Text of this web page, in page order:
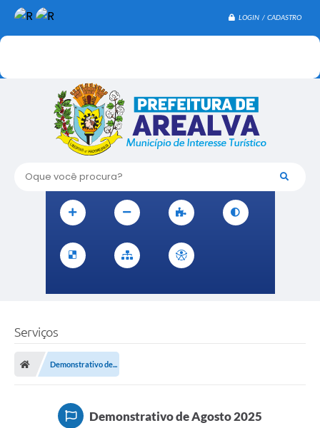
LOGIN / CADASTRO
Oque você procura?
Serviços
Demonstrativo de...
Demonstrativo de Agosto 2025